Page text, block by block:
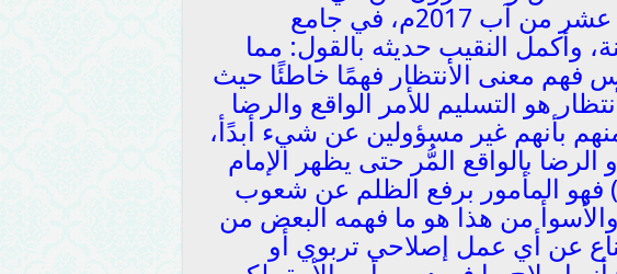
1438هـ، المصادف الثامن عشر من آب 2017م، في جامع
وأكمل النقيب حديثه بالقول: مما
فهم معنى الأنتظار فهمًا خاطئًا حيث
هو التسليم للأمر الواقع والرضا
منهم بأنهم غير مسؤولين عن شيء أبدًأ،
بالواقع المُّر حتى يظهر الإمام
فهو المأمور برفع الظلم عن شعوب
والأسوأ من هذا هو ما فهمه البعض من
عن أي عمل إصلاحي تربوي أو